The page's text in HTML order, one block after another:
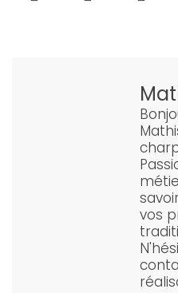
vos